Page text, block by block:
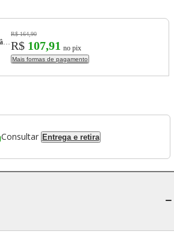
Ferro a Vapor Britânia BFE1000AZ Nano Ceramic Eco com Base Cerâmica e Autolimpeza 220V
R$ 164,90
R$ 107,91 no pix
Mais formas de pagamento
Consultar Entrega e retira